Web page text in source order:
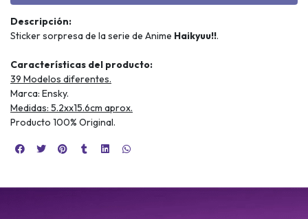
Descripción:
Sticker sorpresa de la serie de Anime Haikyuu!!.
Características del producto:
39 Modelos diferentes.
Marca: Ensky.
Medidas: 5.2xx15.6cm aprox.
Producto 100% Original.